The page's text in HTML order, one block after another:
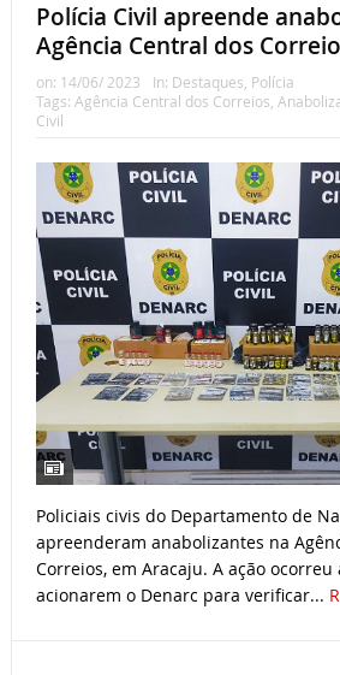
Polícia Civil apreende
Agência Central dos
on: 14/06/ 2023 In: Destaques, Polícia
Tags: Agência Central dos Correios,
Civil
Policiais civis do Departamento de
apreenderam anabolizantes na
Correios, em Aracaju. A ação ocorreu
acionarem o Denarc para verificar...